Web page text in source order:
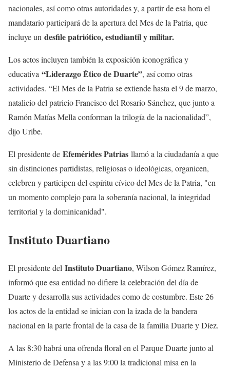
nacionales, así como otras autoridades y, a partir de esa hora el
mandatario participará de la apertura del Mes de la Patria, que
incluye un desfile patriótico, estudiantil y militar.
Los actos incluyen también la exposición iconográfica y
educativa “Liderazgo Ético de Duarte”, así como otras
actividades. “El Mes de la Patria se extiende hasta el 9 de marzo,
natalicio del patricio Francisco del Rosario Sánchez, que junto a
Ramón Matías Mella conforman la trilogía de la nacionalidad”,
dijo Uribe.
El presidente de Efemérides Patrias llamó a la ciudadanía a que
sin distinciones partidistas, religiosas o ideológicas, organicen,
celebren y participen del espíritu cívico del Mes de la Patria, "en
un momento complejo para la soberanía nacional, la integridad
territorial y la dominicanidad".
Instituto Duartiano
El presidente del Instituto Duartiano, Wilson Gómez Ramírez,
informó que esa entidad no difiere la celebración del día de
Duarte y desarrolla sus actividades como de costumbre. Este 26
los actos de la entidad se inician con la izada de la bandera
nacional en la parte frontal de la casa de la familia Duarte y Díez.
A las 8:30 habrá una ofrenda floral en el Parque Duarte junto al
Ministerio de Defensa y a las 9:00 la tradicional misa en la